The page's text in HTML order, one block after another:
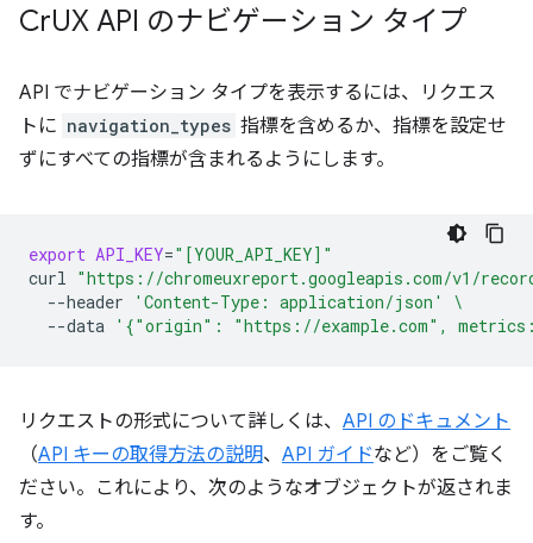
CrUX API のナビゲーション タイプ
API でナビゲーション タイプを表示するには、リクエス
トに navigation_types 指標を含めるか、指標を設定せ
ずにすべての指標が含まれるようにします。
export API_KEY="[YOUR_API_KEY]"
curl "https://chromeuxreport.googleapis.com/v1/
--header
'Content-Type: application/json'
\
--data '{"origin": "https://example.com",
リクエストの形式について詳しくは、 API のドキュメント
（API キーの取得方法の説明、 API ガイドなど）をご覧く
ださい。これにより、次のようなオブジェクトが返されま
す。